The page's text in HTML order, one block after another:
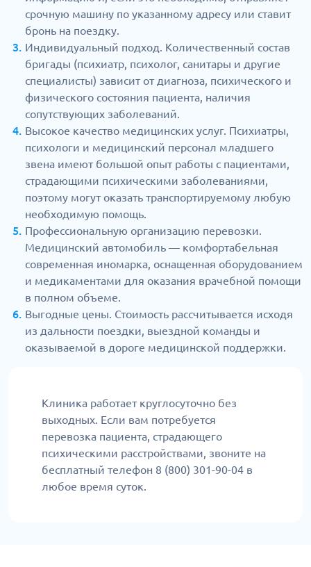
срочную машину по указанному адресу или ставит
бронь на поездку.
Индивидуальный подход. Количественный состав
бригады (психиатр, психолог, санитары и другие
специалисты) зависит от диагноза, психического и
физического состояния пациента, наличия
сопутствующих заболеваний.
Высокое качество медицинских услуг. Психиатры,
психологи и медицинский персонал младшего
звена имеют большой опыт работы с пациентами,
страдающими психическими заболеваниями,
поэтому могут оказать транспортируемому любую
необходимую помощь.
Профессиональную организацию перевозки.
Медицинский автомобиль — комфортабельная
современная иномарка, оснащенная оборудованием
и медикаментами для оказания врачебной помощи
в полном объеме.
Выгодные цены. Стоимость рассчитывается исходя
из дальности поездки, выездной команды и
оказываемой в дороге медицинской поддержки.
Клиника работает круглосуточно без
выходных. Если вам потребуется
перевозка пациента, страдающего
психическими расстройствами, звоните на
бесплатный телефон 8 (800) 301-90-04 в
любое время суток.